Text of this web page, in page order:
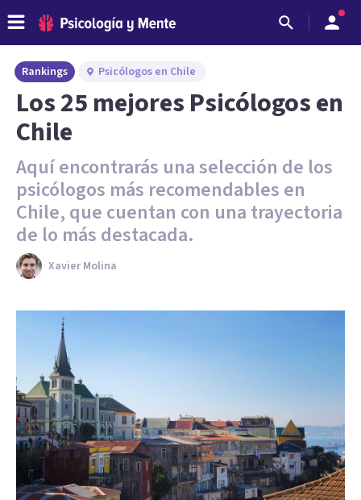
Rankings Psicólogos en Chile
Los 25 mejores Psicólogos en
Chile
Aquí encontrarás una selección de los
psicólogos más recomendables en
Chile, que cuentan con una trayectoria
de lo más destacada.
Xavier Molina